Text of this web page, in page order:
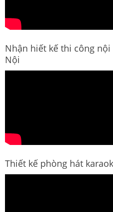
Nhận hiết kế thi công
Nội
Thiết kế phòng hát